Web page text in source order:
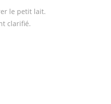
le petit lait.
clarifié.